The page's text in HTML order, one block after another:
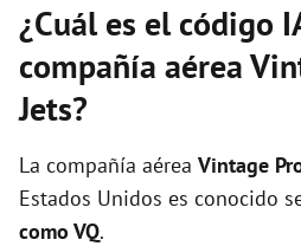
¿Cuál es el código
compañía aérea
Jets?
La compañía aérea Vintage
Estados Unidos es conocido
como VQ.